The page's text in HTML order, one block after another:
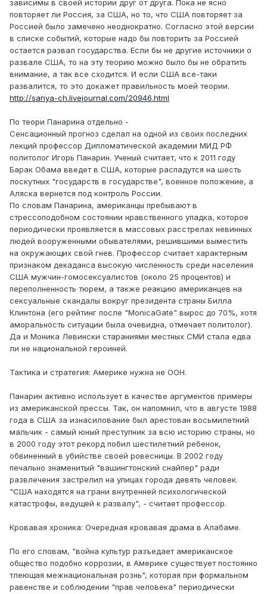
зависимы в своей истории друг от друга. Пока не ясно
повторяет ли Россия, за США, но то, что США повторяет за
Россией было замечено неоднократно. Согласно этой версии
в списке событий, которые надо бы повторить за Россией
остается развал государства. Если бы не другие источники о
развале США, то на эту теорию можно было бы не обратить
внимание, а так все сходится. И если США все-таки
развалится, то это докажет правильность моей теории.
http://sanya-ch.livejournal.com/20946.html
По теори Панарина отдельно -
Сенсационный прогноз сделал на одной из своих последних
лекций профессор Дипломатической академии МИД РФ
политолог Игорь Панарин. Ученый считает, что к 2011 году
Барак Обама введет в США, которые распадутся на шесть
лоскутных "государств в государстве", военное положение, а
Аляска вернется под контроль России.
По словам Панарина, американцы пребывают в
стрессоподобном состоянии нравственного упадка, которое
периодически проявляется в массовых расстрелах невинных
людей вооруженными обывателями, решившими выместить
на окружающих свой гнев. Профессор считает характерным
признаком декаданса высокую численность среди населения
США мужчин-гомосексуалистов (около 25 процентов) и
переполненность тюрем, а также реакцию американцев на
сексуальные скандалы вокруг президента страны Билла
Клинтона (его рейтинг после "MonicaGate" вырос до 70%, хотя
аморальность ситуации была очевидна, отмечает политолог).
Да и Моника Левински стараниями местных СМИ стала едва
ли не национальной героиней.
Тактика и стратегия: Америке нужна не ООН.
Панарин активно использует в качестве аргументов примеры
из американской прессы. Так, он напомнил, что в августе 1988
года в США за изнасилование был арестован восьмилетний
мальчик - самый юный преступник за всю историю страны, но
в 2000 году этот рекорд побил шестилетний ребенок,
обвиненный в убийстве своей ровесницы. В 2002 году
печально знаменитый "вашингтонский снайпер" ради
развлечения застрелил на улицах города девять человек.
"США находятся на грани внутренней психологической
катастрофы, ведущей к развалу", - считает профессор.
Кровавая хроника: Очередная кровавая драма в Алабаме.
По его словам, "война культур разъедает американское
общество подобно коррозии, в Америке существует постоянно
тлеющая межнациональная рознь", которая при формальном
равенстве и соблюдении "прав человека" периодически